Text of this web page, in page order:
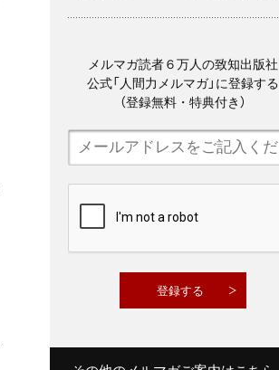
メルマガ読者６万人の致知出版社
公式「人間力メルマガ」に登録する
（登録無料・特典付き）